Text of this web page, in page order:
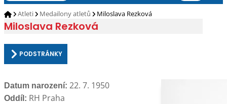
Atleti Medailony atletů Miloslava Rezková
Miloslava Rezková
PODSTRÁNKY
Datum narození: 22. 7. 1950
Oddíl: RH Praha